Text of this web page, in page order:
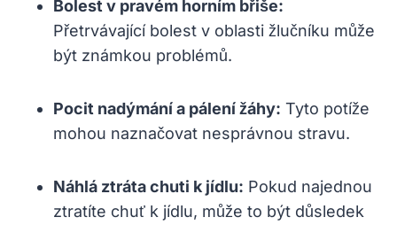
Bolest v pravém horním břiše:
Přetrvávající bolest v oblasti žlučníku může
být známkou problémů.
Pocit nadýmání a pálení žáhy: Tyto potíže
mohou naznačovat nesprávnou stravu.
Náhlá ztráta chuti k jídlu: Pokud najednou
ztratíte chuť k jídlu, může to být důsledek